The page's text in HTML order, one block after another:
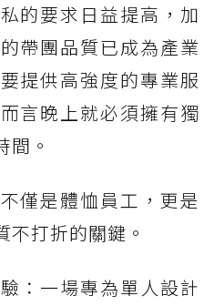
的要求日益提高，加
帶團品質已成為產業
提供高強度的專業服
言晚上就必須擁有獨
間。
僅是體恤員工，更是
打折的關鍵。
：一場專為單人設計